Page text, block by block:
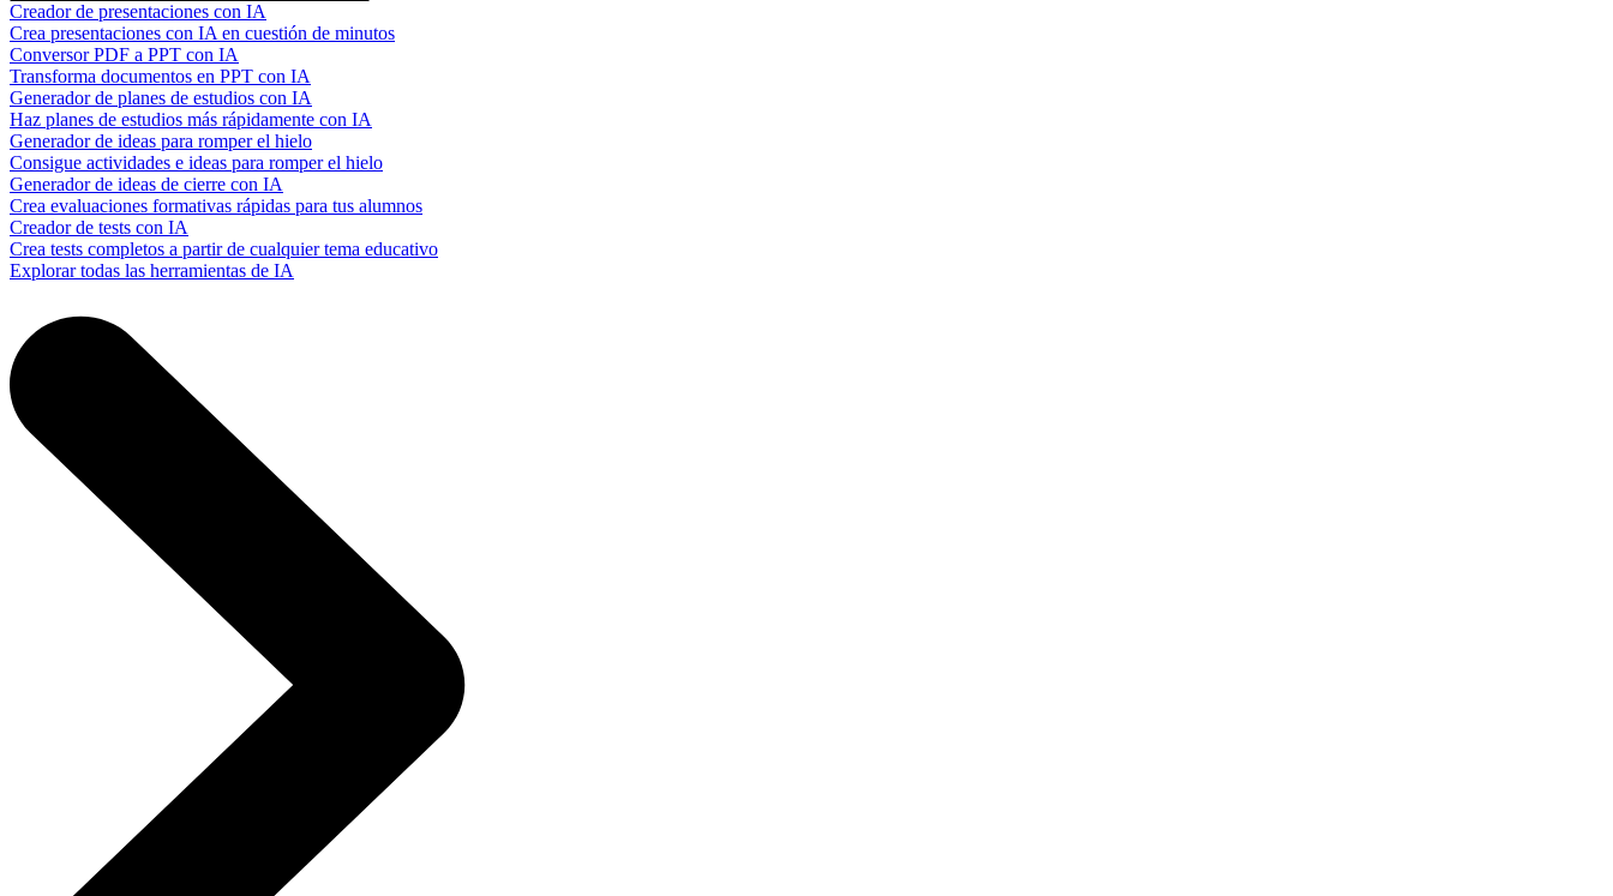
Creador de presentaciones con IA
Crea presentaciones con IA en cuestión de minutos
Conversor PDF a PPT con IA
Transforma documentos en PPT con IA
Generador de planes de estudios con IA
Haz planes de estudios más rápidamente con IA
Generador de ideas para romper el hielo
Consigue actividades e ideas para romper el hielo
Generador de ideas de cierre con IA
Crea evaluaciones formativas rápidas para tus alumnos
Creador de tests con IA
Crea tests completos a partir de cualquier tema educativo
Explorar todas las herramientas de IA